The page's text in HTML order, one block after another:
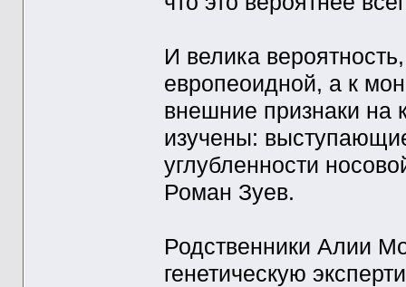
И велика
европеоидной, а к
внешние признаки на
изучены:
углубленности
Роман Зуев.
Родственники Алии
генетическую